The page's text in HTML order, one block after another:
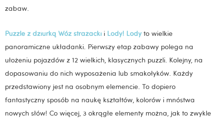
zabaw.
Puzzle z dziurką Wóz strażacki i Lody! Lody to wielkie
panoramiczne układanki. Pierwszy etap zabawy polega na
ułożeniu pojazdów z 12 wielkich, klasycznych puzzli. Kolejny, na
dopasowaniu do nich wyposażenia lub smakołyków. Każdy
przedstawiony jest na osobnym elemencie. To dopiero
fantastyczny sposób na naukę kształtów, kolorów i mnóstwa
nowych słów! Co więcej, 3 okrągłe elementy można, jak to zwykle